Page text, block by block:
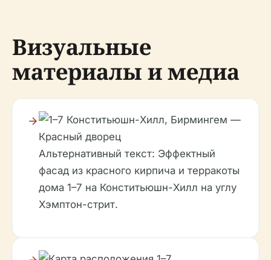
Визуальные
материалы и медиа
Альтернативный текст: Эффектный
фасад из красного кирпича и терракоты
дома 1–7 на Конститьюшн-Хилл на углу
Хэмптон-стрит.